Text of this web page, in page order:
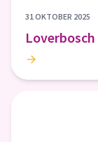
31 OKTOBER 2025